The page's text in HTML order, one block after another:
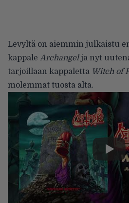
Levyltä on aiemmin julkaistu
kappale Archangelja nyt
tarjoillaan kappaletta Witch of
molemmat tuosta alta.